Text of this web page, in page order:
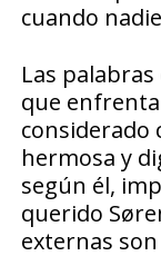
cuando
Las
que
considerado
hermosa y
según él,
querido
externas